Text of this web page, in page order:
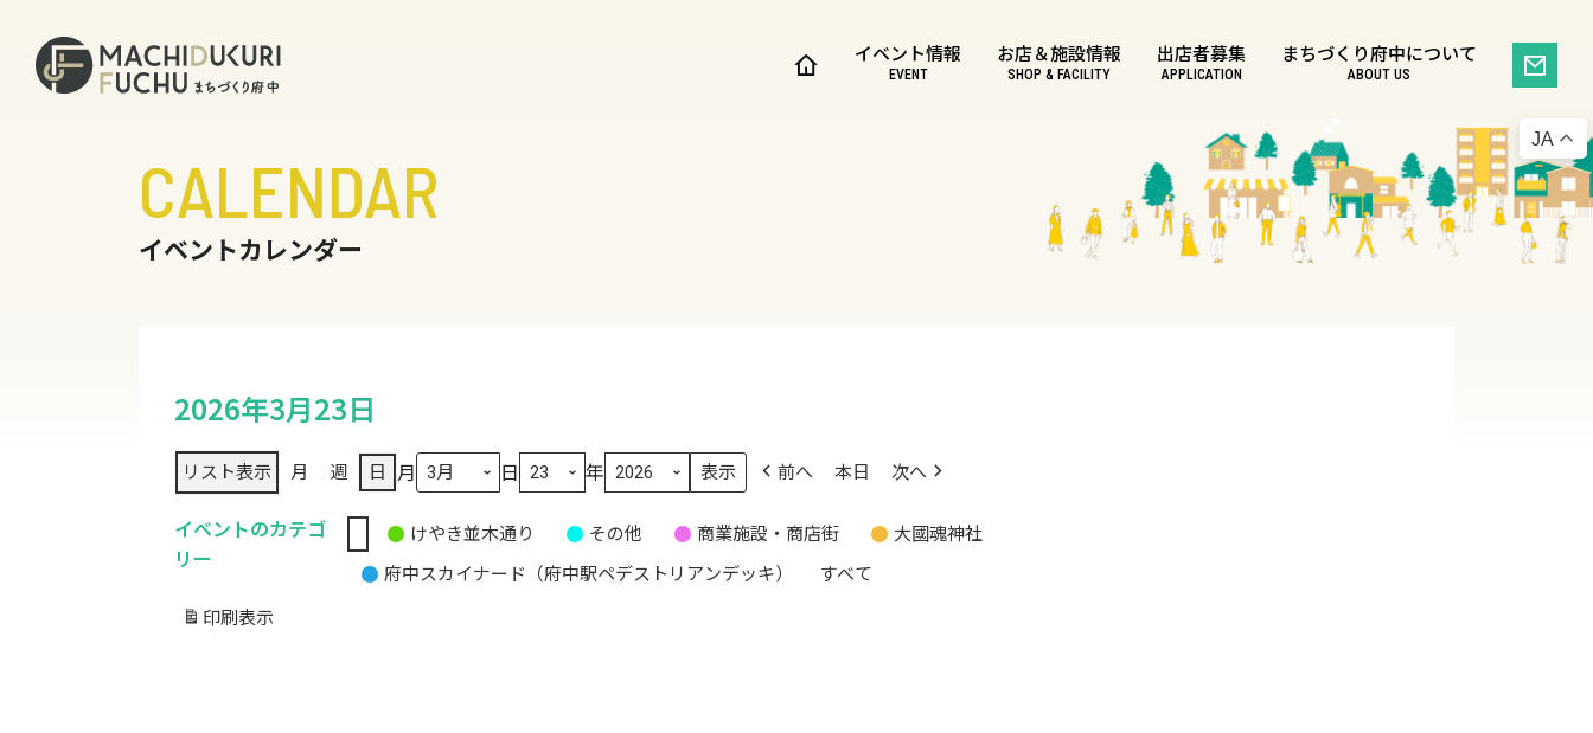
イベント情報
EVENT
お店＆施設情報
SHOP & FACILITY
出店者募集
APPLICATION
まちづくり府中について
ABOUT US
CALENDAR
イベントカレンダー
2026年3月23日
リスト表示 月 週 日 月 日 年 前へ 本日 次へ
イベントのカテゴ
リー
無
題
けやき並木通り その他 商業施設・商店街
大國魂神社
府中スカイナード（府中駅ペデストリアンデッキ）
すべて
印刷 表示
JA